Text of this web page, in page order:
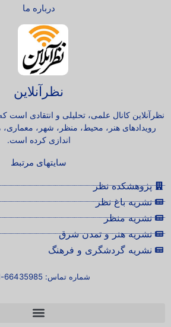
درباره ما
نظرآنلاین
نظرآنلاین کانال علمی، تحلیلی و انتقادی است
رویدادهای هنر، محیط، منظر، شهر،
اندازی کرده است.
سایتهای مرتبط
پژوهشکده نظر
نشریه باغ نظر
نشریه منظر
نشریه هنر و تمدن شرق
نشریه گردشگری و فرهنگ
شماره تماس: 66435985-021